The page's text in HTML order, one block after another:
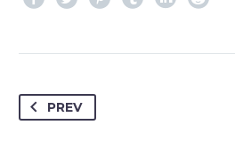
PREV